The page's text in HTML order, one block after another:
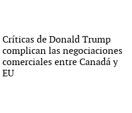
Críticas de Donald Trump
complican las negociaciones
comerciales entre Canadá y
EU